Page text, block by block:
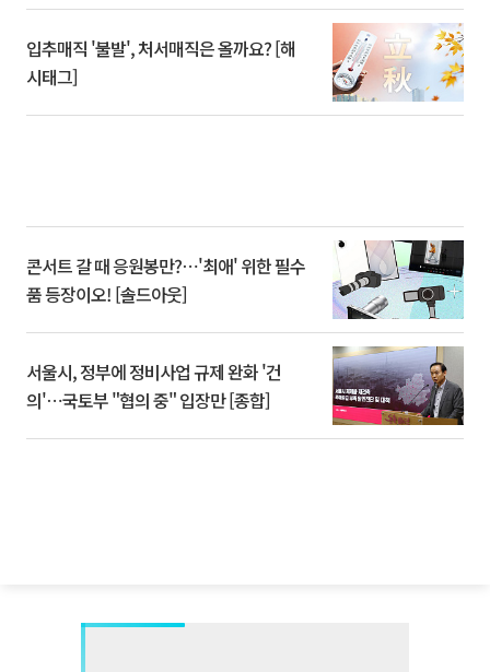
입추매직 '불발', 처서매직은 올까요? [해
시태그]
콘서트 갈 때 응원봉만?⋯'최애' 위한 필수
품 등장이오! [솔드아웃]
서울시, 정부에 정비사업 규제 완화 '건
의'⋯국토부 "협의 중" 입장만 [종합]